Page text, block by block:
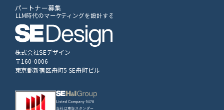
株式会社SEデザイン
〒160-0006
東京都新宿区舟町5 SE舟町ビル
パートナー募集